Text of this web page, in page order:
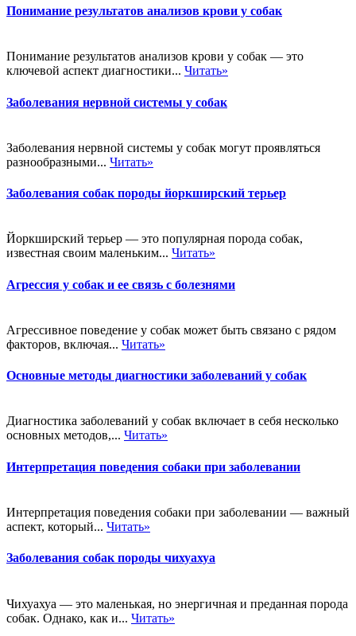
Понимание результатов анализов крови у собак
Понимание результатов анализов крови у собак — это
ключевой аспект диагностики... Читать»
Заболевания нервной системы у собак
Заболевания нервной системы у собак могут проявляться
разнообразными... Читать»
Заболевания собак породы йоркширский терьер
Йоркширский терьер — это популярная порода собак,
известная своим маленьким... Читать»
Агрессия у собак и ее связь с болезнями
Агрессивное поведение у собак может быть связано с рядом
факторов, включая... Читать»
Основные методы диагностики заболеваний у собак
Диагностика заболеваний у собак включает в себя несколько
основных методов,... Читать»
Интерпретация поведения собаки при заболевании
Интерпретация поведения собаки при заболевании — важный
аспект, который... Читать»
Заболевания собак породы чихуахуа
Чихуахуа — это маленькая, но энергичная и преданная порода
собак. Однако, как и... Читать»